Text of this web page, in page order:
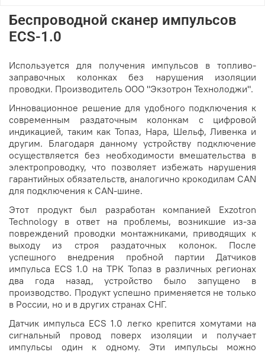
Беспроводной сканер импульсов
ECS-1.0
Используется для получения импульсов в топливо-
заправочных колонках без нарушения изоляции
проводки. Производитель ООО "Экзотрон Технолоджи".
Инновационное решение для удобного подключения к
современным раздаточным колонкам с цифровой
индикацией, таким как Топаз, Нара, Шельф, Ливенка и
другим. Благодаря данному устройству подключение
осуществляется без необходимости вмешательства в
электропроводку, что позволяет избежать нарушения
гарантийных обязательств, аналогично крокодилам CAN
для подключения к CAN-шине.
Этот продукт был разработан компанией Exzotron
Technology в ответ на проблемы, возникшие из-за
повреждений проводки монтажниками, приводящих к
выходу из строя раздаточных колонок. После
успешного внедрения пробной партии Датчиков
импульса ECS 1.0 на ТРК Топаз в различных регионах
два года назад, устройство было запущено в
производство. Продукт успешно применяется не только
в России, но и в других странах СНГ.
Датчик импульса ECS 1.0 легко крепится хомутами на
сигнальный провод поверх изоляции и получает
импульсы один к одному. Эти импульсы можно